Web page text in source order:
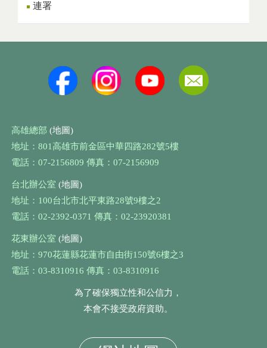
連署
高雄總部 (地圖)
地址：801高雄市前金區中華四路282號5樓
電話：07-2156809 傳真：07-2156909
台北辦公室 (地圖)
地址：100台北市北平東路28號9樓之2
電話：02-2392-0371 傳真：02-23920381
花東辦公室 (地圖)
地址：970花蓮縣花蓮市自由街150號6樓之3
電話：03-8310916 傳真：03-8310916
為了確保獨立性和公信力，
本會不接受政府資助。